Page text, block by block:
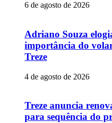
6 de agosto de 2026
Adriano Souza
importância do
Treze
4 de agosto de 2026
Treze anuncia
para sequência do